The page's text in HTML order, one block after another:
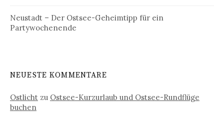
Neustadt – Der Ostsee-Geheimtipp für ein
Partywochenende
NEUESTE KOMMENTARE
Ostlicht zu Ostsee-Kurzurlaub und Ostsee-Rundflüge
buchen